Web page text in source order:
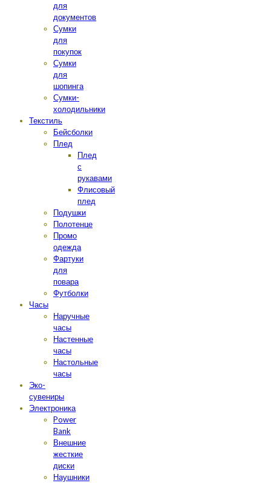
для
документов
Сумки
для
покупок
Сумки
для
шопинга
Сумки-
холодильники
Текстиль
Бейсболки
Плед
Плед
с
рукавами
Флисовый
плед
Подушки
Полотенце
Промо
одежда
Фартуки
для
повара
Футболки
Часы
Наручные
часы
Настенные
часы
Настольные
часы
Эко-
сувениры
Электроника
Power
Bank
Внешние
жесткие
диски
Наушники